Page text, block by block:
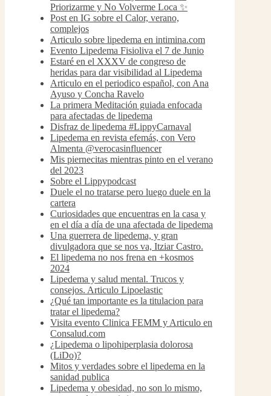
Priorizarme y No Volverme Loca ✨
Post en IG sobre el Calor, verano,
complejos
Articulo sobre lipedema en intimina.com
Evento Lipedema Fisioliva el 7 de Junio
Estaré en el XXXV de congreso de
heridas para dar visibilidad al Lipedema
Articulo en el periodico español, con Ana
Ayuso y Concha Ravelo
La primera Meditación guiada enfocada
para afectadas de lipedema
Disfraz de lipedema #LippyCarnaval
Lipedema en revista efemás, con Vero
Almenta @verocasinfluencer
Mis piernecitas mientras pinto en el verano
del 2023
Sobre el Lippypodcast
Duele el no tratarse pero luego duele en la
cartera
Curiosidades que encuentras en la casa y
en el día a día de una afectada de lipedema
Una guerrera de lipedema, y gran
divulgadora que se nos va, Itziar Castro.
El lipedema no nos frena en +kosmos
2024
Lipedema y salud mental. Trucos y
consejos. Articulo Lipoelastic
¿Qué tan importante es la titulacion para
tratar el lipedema?
Visita evento Clinica FEMM y Articulo en
Consalud.com
¿Lipedema o lipohiperplasia dolorosa
(LiDo)?
Mitos y verdades sobre el lipedema en la
sanidad publica
Lipedema y obesidad, no son lo mismo,